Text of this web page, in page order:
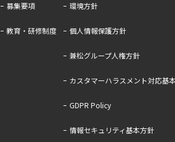
募集要項
教育・研修制度
環境方針
個人情報保護方針
兼松グループ人権方針
カスタマーハラスメント対応基
GDPR Policy
情報セキュリティ基本方針